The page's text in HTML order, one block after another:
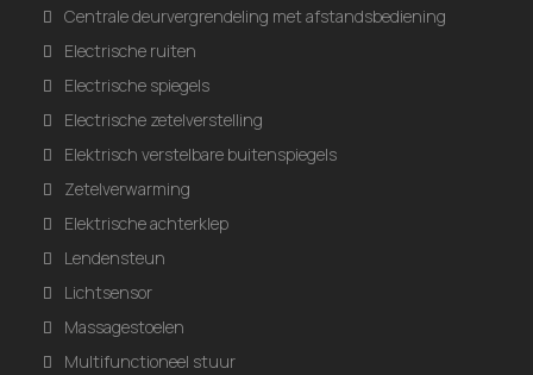
Centrale deurvergrendeling met afstandsbediening
Electrische ruiten
Electrische spiegels
Electrische zetelverstelling
Elektrisch verstelbare buitenspiegels
Zetelverwarming
Elektrische achterklep
Lendensteun
Lichtsensor
Massagestoelen
Multifunctioneel stuur